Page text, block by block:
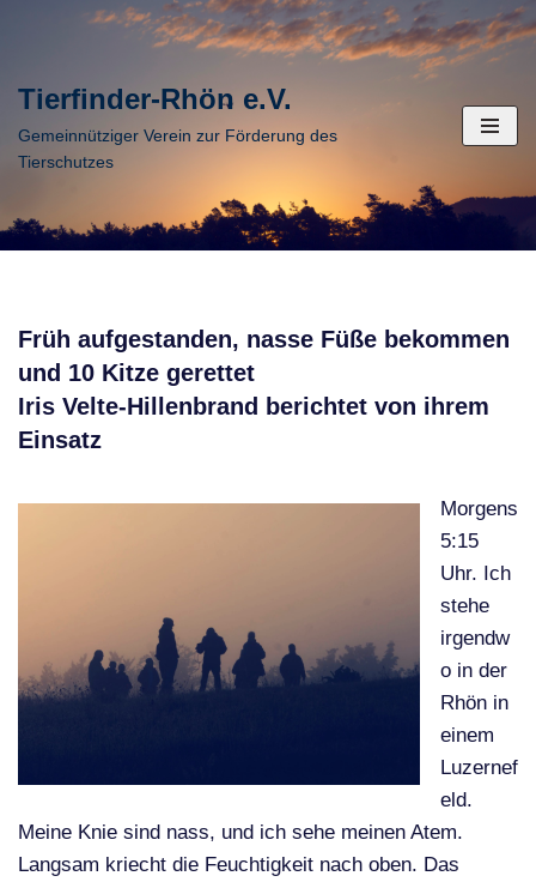
Inhalt
springen
Tierfinder-Rhön e.V.
Gemeinnütziger Verein zur Förderung des
Tierschutzes
Früh aufgestanden, nasse Füße bekommen
und 10 Kitze gerettet
Iris Velte-Hillenbrand berichtet von ihrem
Einsatz
Morgens
5:15
Uhr. Ich
stehe
irgendw
o in der
Rhön in
einem
Luzernef
eld.
Meine Knie sind nass, und ich sehe meinen Atem.
Langsam kriecht die Feuchtigkeit nach oben. Das